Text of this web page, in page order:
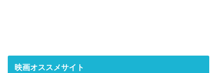
映画オススメサイト